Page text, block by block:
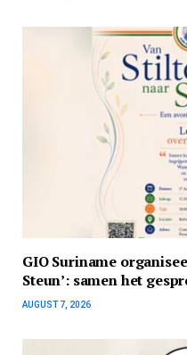
GIO Suriname
Steun’: samen het
AUGUST 7, 2026